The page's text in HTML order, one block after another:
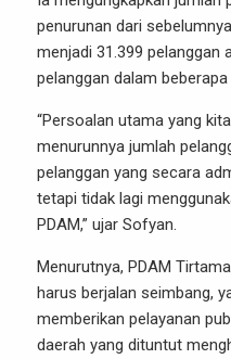
penurunan dari
menjadi 31.399 pelanggan
pelanggan dalam
“Persoalan utama yang
menurunnya jumlah
pelanggan yang secara
tetapi tidak lagi
PDAM,” ujar Sofyan.
Menurutnya, PDAM
harus berjalan seimbang,
memberikan pelayanan
daerah yang dituntut